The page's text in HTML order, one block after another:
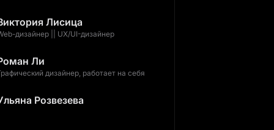
Лисица
дизайнер || UX/UI-дизайнер
Ли
дизайнер, работает на себя
Розвезева